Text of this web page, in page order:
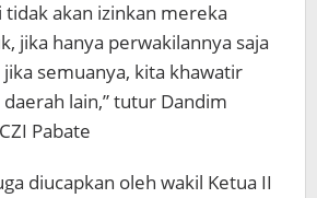
tidak akan izinkan mereka
jika hanya perwakilannya saja
jika semuanya, kita khawatir
lain,” tutur Dandim
Pabate
diucapkan oleh wakil Ketua II